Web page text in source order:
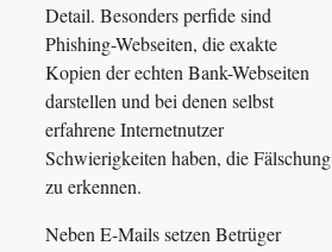
Detail. Besonders perfide sind
Phishing-Webseiten, die exakte
Kopien der echten Bank-Webseiten
darstellen und bei denen selbst
erfahrene Internetnutzer
Schwierigkeiten haben, die Fälschung
zu erkennen.
Neben E-Mails setzen Betrüger